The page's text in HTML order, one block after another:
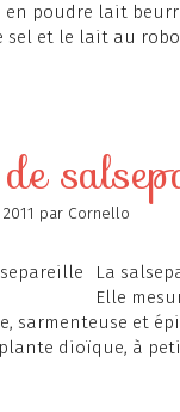
en poudre lait
sel et le lait au
par Cornello
La
Elle
sarmenteuse et
plante dioïque, à